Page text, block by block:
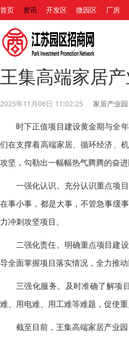
首页 资讯 开发区 微园区 厂房
王集高端家居
2025年11月06日 11:02:25 家居产业园
时下正值项目建设黄金期与全
们在支撑着高端家居、循环经济、
攻坚，勾勒出一幅幅热气腾腾的奋进
一强化认识。充分认识重点项
在事小事，都是大事，不管急事缓
力冲刺攻坚项目。
二强化责任。明确重点项目建
导全面掌握项目落实情况，全力推
三强化服务。及时准确了解项
难、用电难、用工难等难题，促使
截至目前 ，王集高端家居产业园